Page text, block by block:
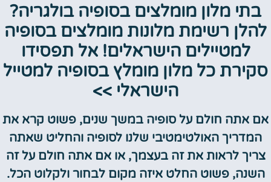
בתי מלון מומלצים בסופיה בולגריה?
להלן רשימת מלונות מומלצים בסופיה
למטיילים הישראלים! אל תפסידו
סקירת כל מלון מומלץ בסופיה למטייל
הישראלי >>
אם אתה חולם על סופיה במשך שנים, פשוט קרא את
המדריך האולטימטיבי שלנו לסופיה והחליט שאתה
צריך לראות את זה בעצמך, או אם אתה חולם על זה
השנה, פשוט החלט איזה מקום לבחור ולקלוט הכל.